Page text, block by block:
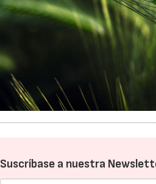
Suscríbase a nuestra